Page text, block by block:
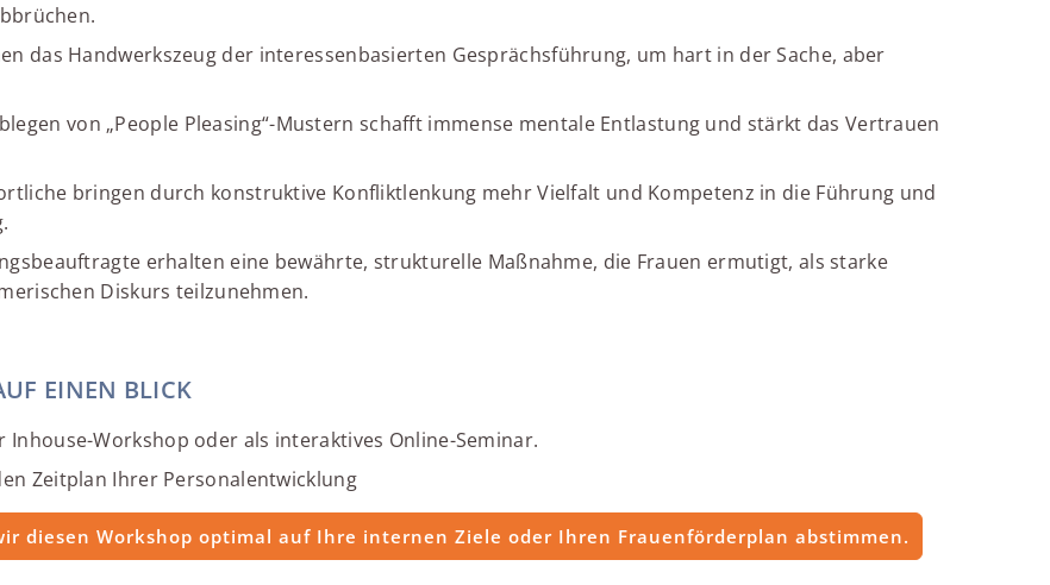
das Handwerkszeug der interessenbasierten Gesprächsführung, um hart in der Sache, aber
von „People Pleasing“-Mustern schafft immense mentale Entlastung und stärkt das Vertrauen
bringen durch konstruktive Konfliktlenkung mehr Vielfalt und Kompetenz in die Führung und
erhalten eine bewährte, strukturelle Maßnahme, die Frauen ermutigt, als starke
Diskurs teilzunehmen.
EINEN BLICK
Workshop oder als interaktives Online-Seminar.
Zeitplan Ihrer Personalentwicklung
diesen Workshop optimal auf Ihre internen Ziele oder Ihren Frauenförderplan abstimmen.